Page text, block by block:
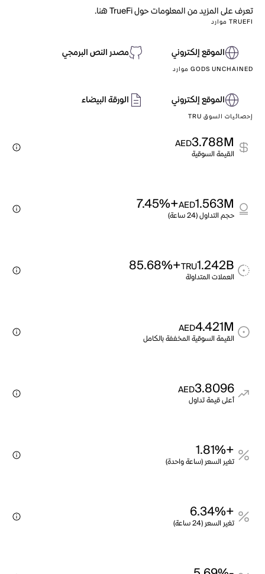
تعرف على المزيد من المعلومات حول TrueFi هنا.
TRUEFI موارد
الموقع إلكتروني مصدر النص البرمجي
GODS UNCHAINED موارد
الموقع إلكتروني الورقة البيضاء
إحصائيات السوق TRU
3.788M
AED
القيمة السوقية
1.563M
AED
+7.45%
حجم التداول (24 ساعة)
1.242B
TRU
+85.68%
العملات المتداولة
4.421M
AED
القيمة السوقية المخففة بالكامل
3.8096
AED
أعلى قيمة تداول
+1.81%
تغير السعر (ساعة واحدة)
+6.34%
تغير السعر (24 ساعة)